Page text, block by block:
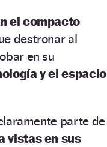
el compacto
destronar al
en su
y el espacio
parte de
vistas en sus